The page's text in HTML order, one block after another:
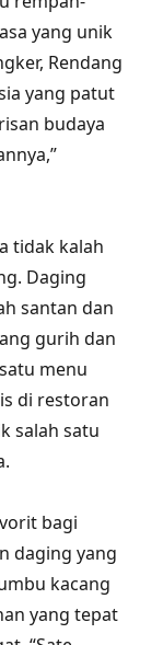
yang unik
Rendang
yang patut
budaya
tidak kalah
Daging
santan dan
gurih dan
menu
di restoran
salah satu
bagi
daging yang
kacang
yang tepat